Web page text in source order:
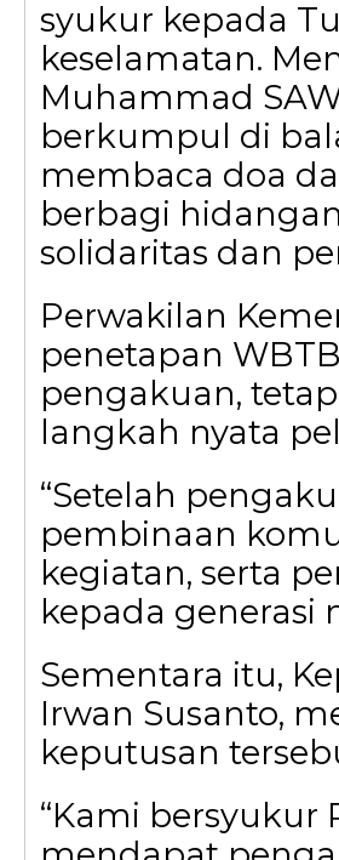
syukur kepada
keselamatan.
Muhammad
berkumpul di
membaca doa
berbagi
solidaritas dan
Perwakilan
penetapan
pengakuan,
langkah nyata
“Setelah
pembinaan
kegiatan, serta
kepada generasi
Sementara itu,
Irwan Susanto,
keputusan
“Kami bersyukur